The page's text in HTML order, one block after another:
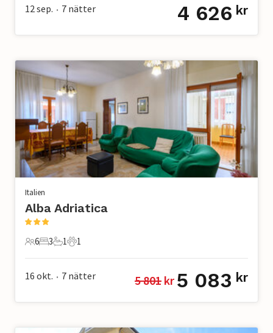
12 sep. • 7 nätter 4 626 kr
Italien
Alba Adriatica
6 Gäster
6
3 Sovrum
3
1 Badrum
1
1 Husdjur
1
16 okt. • 7 nätter 5 801 kr 5 083 kr